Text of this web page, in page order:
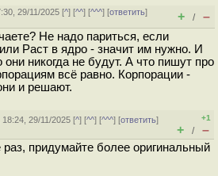
29/11/2025 [^] [^^] [^^^] [ответить]
+ / –
Не надо париться, если
Раст в ядро - значит им нужно. И
они никогда не будут. А что пишут про
всё равно. Корпорации -
и решают.
18:24, 29/11/2025 [^] [^^] [^^^] [ответить]
+1
+ / –
придумайте более оригинальный